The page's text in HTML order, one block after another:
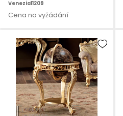
Venezia11209
Cena na vyžádání